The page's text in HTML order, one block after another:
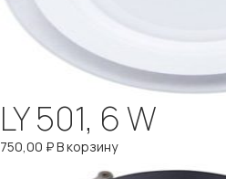
LY 501, 6 W
750,00 ₽В корзину